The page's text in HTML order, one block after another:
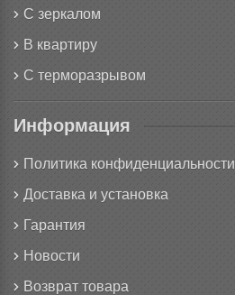
С зеркалом
В квартиру
С терморазрывом
Информация
Политика конфиденциальности
Доставка и установка
Гарантия
Новости
Возврат товара